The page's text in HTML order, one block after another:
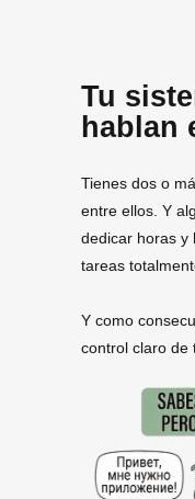
Tu
hablan
Tienes dos o
entre ellos. Y
dedicar horas y
tareas
Y como
control claro de